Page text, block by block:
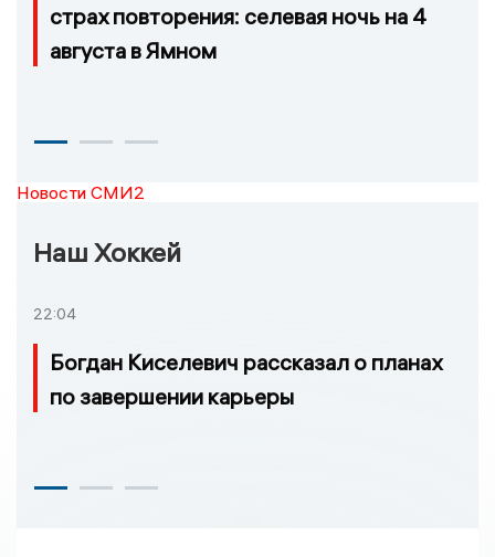
страх повторения: селевая ночь на 4
августа в Ямном
Новости СМИ2
Наш Хоккей
22:04
Богдан Киселевич рассказал о планах
по завершении карьеры